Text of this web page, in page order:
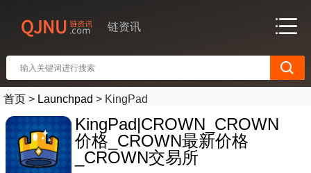
链资讯
首页 > Launchpad > KingPad
KingPad|CROWN_CROWN
价格_CROWN最新价格
_CROWN交易所